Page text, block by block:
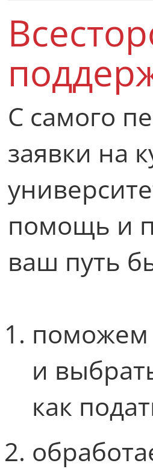
С самого
заявки на
помощь и
ваш путь
поможем
и
как